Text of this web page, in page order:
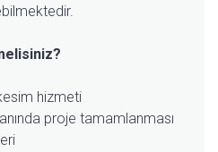
hizmeti
proje tamamlanması